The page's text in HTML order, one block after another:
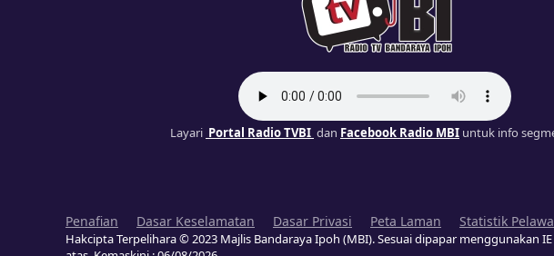
Layari Portal Radio TVBI dan Facebook Radio MBI untuk info
Penafian Dasar Keselamatan Dasar Privasi Peta Laman Statistik
Hakcipta Terpelihara © 2023 Majlis Bandaraya Ipoh (MBI). Sesuai dipapar menggunakan